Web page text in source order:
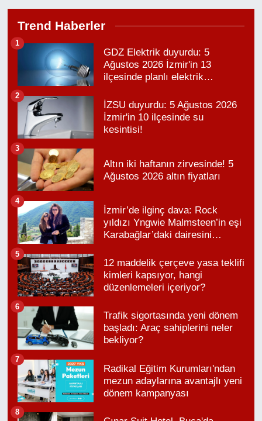
Trend Haberler
GDZ Elektrik duyurdu: 5
Ağustos 2026 İzmir'in 13
ilçesinde planlı elektrik
1
İZSU duyurdu: 5 Ağustos 2026
İzmir'in 10 ilçesinde su
kesintisi!
2
Altın iki haftanın zirvesinde! 5
Ağustos 2026 altın fiyatları
3
İzmir’de ilginç dava: Rock
yıldızı Yngwie Malmsteen’in eşi
Karabağlar’daki dairesini
4
12 maddelik çerçeve yasa teklifi
kimleri kapsıyor, hangi
düzenlemeleri içeriyor?
5
Trafik sigortasında yeni dönem
başladı: Araç sahiplerini neler
bekliyor?
6
Radikal Eğitim Kurumları'ndan
mezun adaylarına avantajlı yeni
dönem kampanyası
7
8